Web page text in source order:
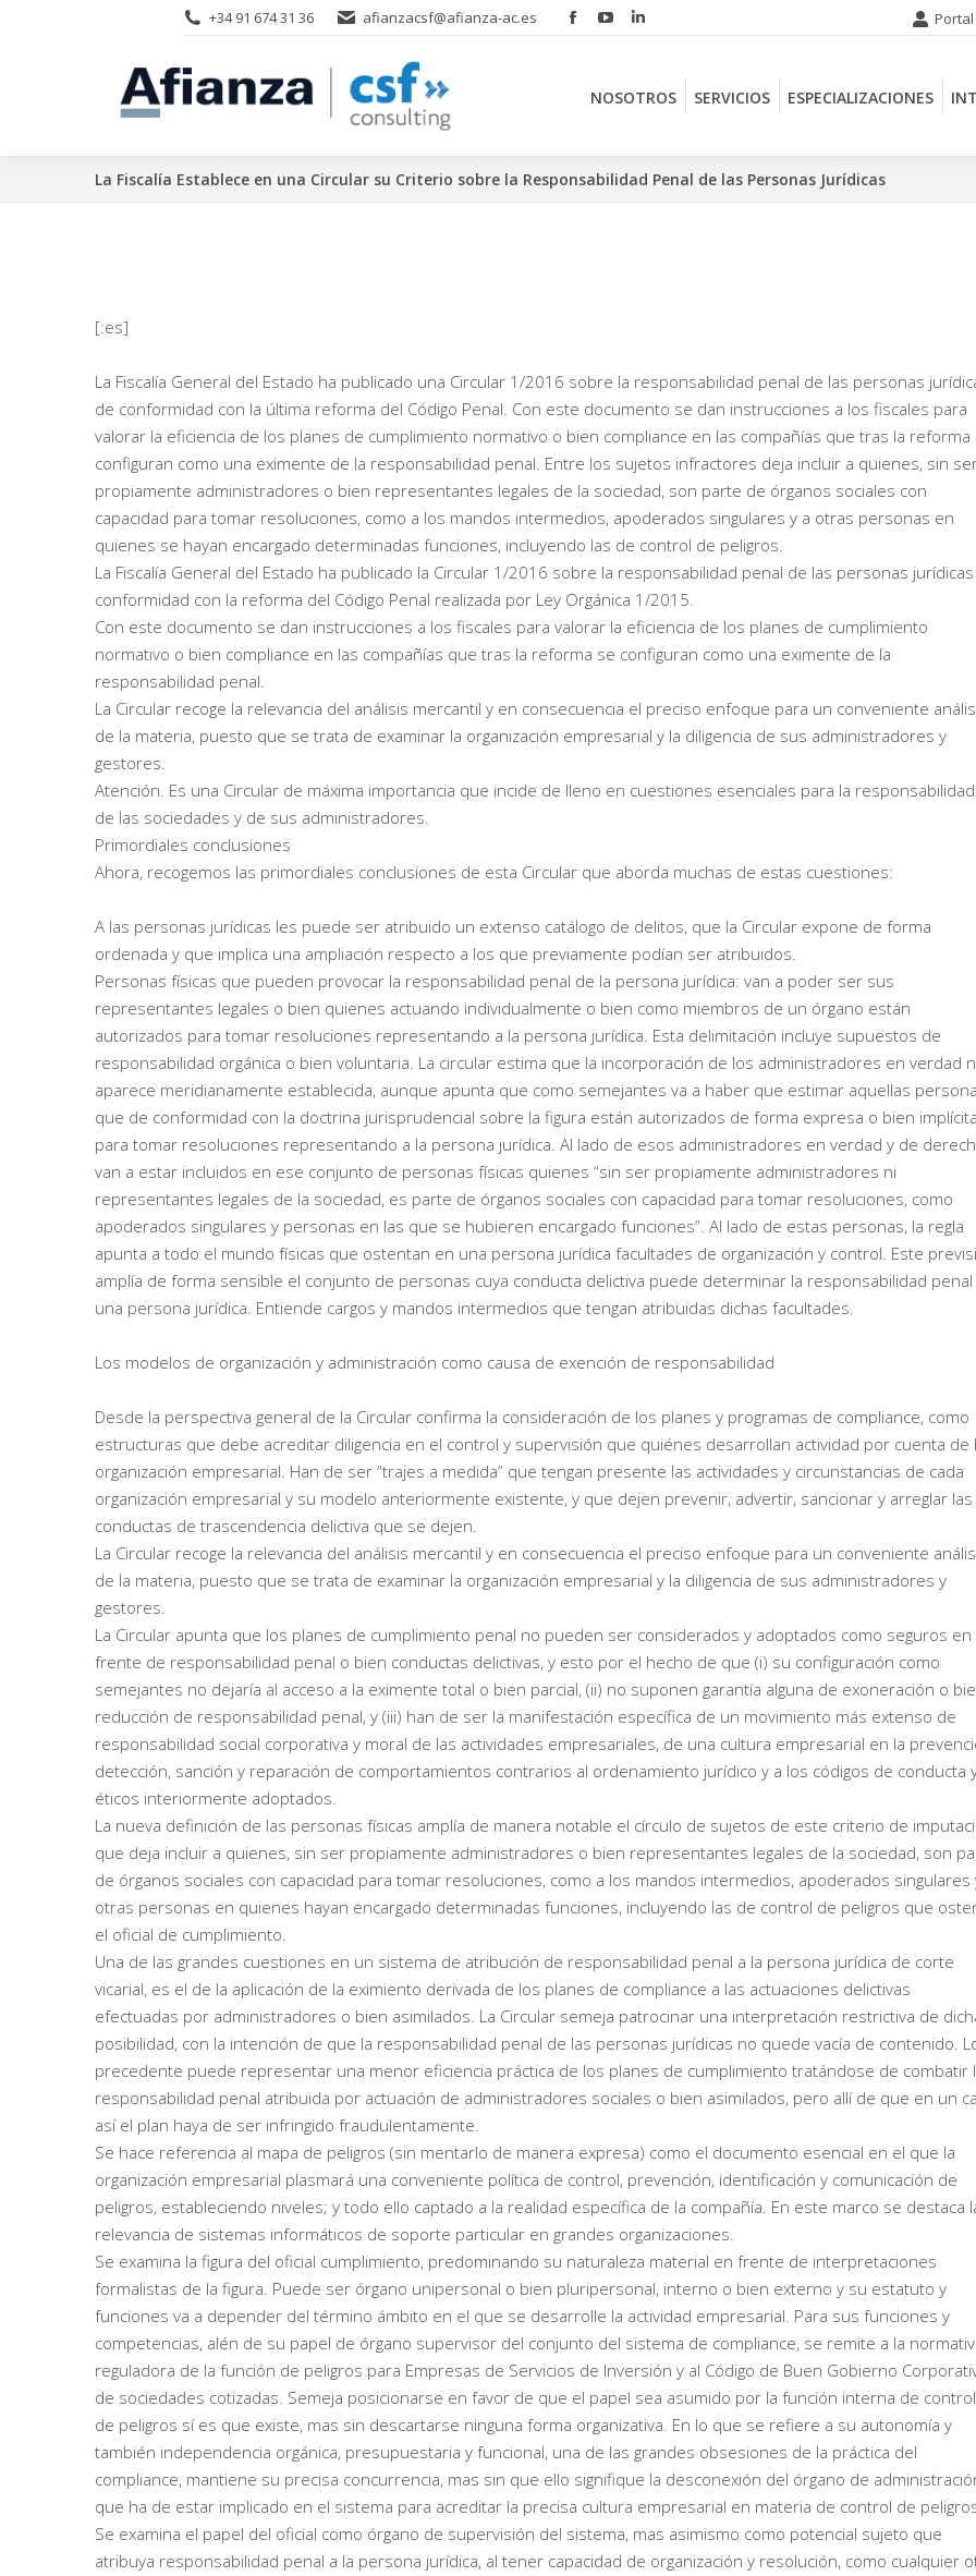
+34 91 674 31 36 afianzacsf@afianza-ac.es
Facebook
opens
window
YouTube
opens
window
Linkedin
opens
window
NOSOTROS SERVICIOS ESPECIALIZACIONES
La Fiscalía Establece en una Circular su Criterio sobre la Responsabilidad Penal de las Personas Jurídicas
[:es]
La Fiscalía General del Estado ha publicado una Circular 1/2016 sobre la responsabilidad penal de las personas
de conformidad con la última reforma del Código Penal. Con este documento se dan instrucciones a los fiscales para
valorar la eficiencia de los planes de cumplimiento normativo o bien compliance en las compañías que tras la reforma
configuran como una eximente de la responsabilidad penal. Entre los sujetos infractores deja incluir a quienes, sin
propiamente administradores o bien representantes legales de la sociedad, son parte de órganos sociales con
capacidad para tomar resoluciones, como a los mandos intermedios, apoderados singulares y a otras personas en
quienes se hayan encargado determinadas funciones, incluyendo las de control de peligros.
La Fiscalía General del Estado ha publicado la Circular 1/2016 sobre la responsabilidad penal de las personas
conformidad con la reforma del Código Penal realizada por Ley Orgánica 1/2015.
Con este documento se dan instrucciones a los fiscales para valorar la eficiencia de los planes de cumplimiento
normativo o bien compliance en las compañías que tras la reforma se configuran como una eximente de la
responsabilidad penal.
La Circular recoge la relevancia del análisis mercantil y en consecuencia el preciso enfoque para un conveniente
de la materia, puesto que se trata de examinar la organización empresarial y la diligencia de sus administradores y
gestores.
Atención. Es una Circular de máxima importancia que incide de lleno en cuestiones esenciales para la responsabilidad
de las sociedades y de sus administradores.
Primordiales conclusiones
Ahora, recogemos las primordiales conclusiones de esta Circular que aborda muchas de estas cuestiones:
A las personas jurídicas les puede ser atribuido un extenso catálogo de delitos, que la Circular expone de forma
ordenada y que implica una ampliación respecto a los que previamente podían ser atribuidos.
Personas físicas que pueden provocar la responsabilidad penal de la persona jurídica: van a poder ser sus
representantes legales o bien quienes actuando individualmente o bien como miembros de un órgano están
autorizados para tomar resoluciones representando a la persona jurídica. Esta delimitación incluye supuestos de
responsabilidad orgánica o bien voluntaria. La circular estima que la incorporación de los administradores en verdad
aparece meridianamente establecida, aunque apunta que como semejantes va a haber que estimar aquellas
que de conformidad con la doctrina jurisprudencial sobre la figura están autorizados de forma expresa o bien implícita
para tomar resoluciones representando a la persona jurídica. Al lado de esos administradores en verdad y de
van a estar incluidos en ese conjunto de personas físicas quienes “sin ser propiamente administradores ni
representantes legales de la sociedad, es parte de órganos sociales con capacidad para tomar resoluciones, como
apoderados singulares y personas en las que se hubieren encargado funciones”. Al lado de estas personas, la regla
apunta a todo el mundo físicas que ostentan en una persona jurídica facultades de organización y control. Este
amplía de forma sensible el conjunto de personas cuya conducta delictiva puede determinar la responsabilidad penal
una persona jurídica. Entiende cargos y mandos intermedios que tengan atribuidas dichas facultades.
Los modelos de organización y administración como causa de exención de responsabilidad
Desde la perspectiva general de la Circular confirma la consideración de los planes y programas de compliance, como
estructuras que debe acreditar diligencia en el control y supervisión que quiénes desarrollan actividad por cuenta de
organización empresarial. Han de ser “trajes a medida” que tengan presente las actividades y circunstancias de cada
organización empresarial y su modelo anteriormente existente, y que dejen prevenir, advertir, sancionar y arreglar las
conductas de trascendencia delictiva que se dejen.
La Circular recoge la relevancia del análisis mercantil y en consecuencia el preciso enfoque para un conveniente
de la materia, puesto que se trata de examinar la organización empresarial y la diligencia de sus administradores y
gestores.
La Circular apunta que los planes de cumplimiento penal no pueden ser considerados y adoptados como seguros en
frente de responsabilidad penal o bien conductas delictivas, y esto por el hecho de que (i) su configuración como
semejantes no dejaría al acceso a la eximente total o bien parcial, (ii) no suponen garantía alguna de exoneración o
reducción de responsabilidad penal, y (iii) han de ser la manifestación específica de un movimiento más extenso de
responsabilidad social corporativa y moral de las actividades empresariales, de una cultura empresarial en la
detección, sanción y reparación de comportamientos contrarios al ordenamiento jurídico y a los códigos de conducta
éticos interiormente adoptados.
La nueva definición de las personas físicas amplía de manera notable el círculo de sujetos de este criterio de
que deja incluir a quienes, sin ser propiamente administradores o bien representantes legales de la sociedad, son
de órganos sociales con capacidad para tomar resoluciones, como a los mandos intermedios, apoderados singulares
otras personas en quienes hayan encargado determinadas funciones, incluyendo las de control de peligros que
el oficial de cumplimiento.
Una de las grandes cuestiones en un sistema de atribución de responsabilidad penal a la persona jurídica de corte
vicarial, es el de la aplicación de la eximiento derivada de los planes de compliance a las actuaciones delictivas
efectuadas por administradores o bien asimilados. La Circular semeja patrocinar una interpretación restrictiva de
posibilidad, con la intención de que la responsabilidad penal de las personas jurídicas no quede vacía de contenido.
precedente puede representar una menor eficiencia práctica de los planes de cumplimiento tratándose de combatir
responsabilidad penal atribuida por actuación de administradores sociales o bien asimilados, pero allí de que en un
así el plan haya de ser infringido fraudulentamente.
Se hace referencia al mapa de peligros (sin mentarlo de manera expresa) como el documento esencial en el que la
organización empresarial plasmará una conveniente política de control, prevención, identificación y comunicación de
peligros, estableciendo niveles; y todo ello captado a la realidad específica de la compañía. En este marco se destaca
relevancia de sistemas informáticos de soporte particular en grandes organizaciones.
Se examina la figura del oficial cumplimiento, predominando su naturaleza material en frente de interpretaciones
formalistas de la figura. Puede ser órgano unipersonal o bien pluripersonal, interno o bien externo y su estatuto y
funciones va a depender del término ámbito en el que se desarrolle la actividad empresarial. Para sus funciones y
competencias, alén de su papel de órgano supervisor del conjunto del sistema de compliance, se remite a la
reguladora de la función de peligros para Empresas de Servicios de Inversión y al Código de Buen Gobierno
de sociedades cotizadas. Semeja posicionarse en favor de que el papel sea asumido por la función interna de control
de peligros sí es que existe, mas sin descartarse ninguna forma organizativa. En lo que se refiere a su autonomía y
también independencia orgánica, presupuestaria y funcional, una de las grandes obsesiones de la práctica del
compliance, mantiene su precisa concurrencia, mas sin que ello signifique la desconexión del órgano de
que ha de estar implicado en el sistema para acreditar la precisa cultura empresarial en materia de control de
Se examina el papel del oficial como órgano de supervisión del sistema, mas asimismo como potencial sujeto que
atribuya responsabilidad penal a la persona jurídica, al tener capacidad de organización y resolución, como cualquier